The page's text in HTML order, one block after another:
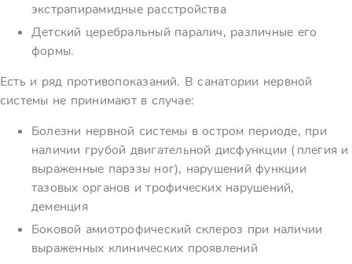
экстрапирамидные расстройства
Детский церебральный паралич, различные его
формы.
Есть и ряд противопоказаний. В санатории нервной
системы не принимают в случае:
Болезни нервной системы в остром периоде, при
наличии грубой двигательной дисфункции (плегия и
выраженные парэзы ног), нарушений функции
тазовых органов и трофических нарушений,
деменция
Боковой амиотрофический склероз при наличии
выраженных клинических проявлений